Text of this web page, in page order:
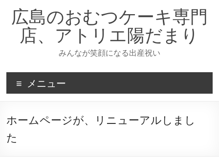
キ
プ
広島のおむつケーキ専門
店、アトリエ陽だまり
みんなが笑顔になる出産祝い
メニュー
ホームページが、リニューアルしまし
た